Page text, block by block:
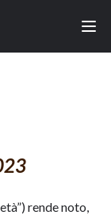
rende noto,